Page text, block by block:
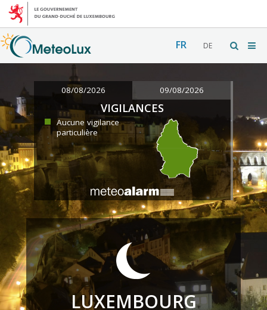
FR DE
08/08/2026 09/08/2026
VIGILANCES
Aucune vigilance
particulière
LUXEMBOURG